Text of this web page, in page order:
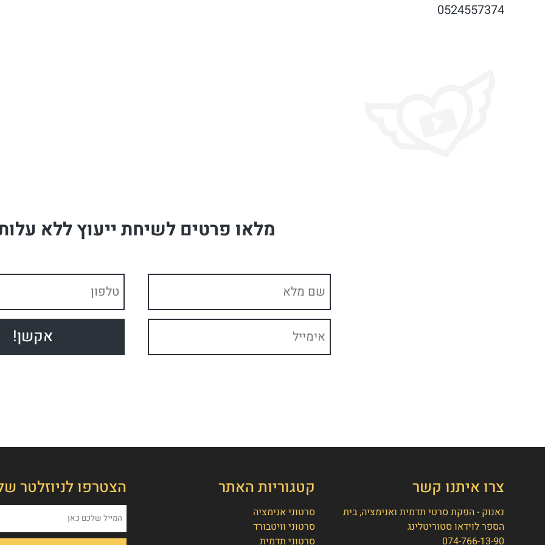
0524557374
מלאו פרטים לשיחת ייעוץ ללא
צרו איתנו קשר
נאנוק - הפקת סרטי תדמית ואנימציה, בית
הספר לוידאו סטוריטלינג
074-766-13-90
קטגוריות האתר
סרטוני אנימציה
סרטוני וויטבורד
סרטוני תדמית
הצטרפו לניוזלטר